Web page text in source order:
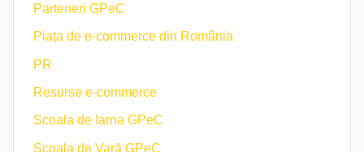
Parteneri GPeC
Piața de e-commerce din România
PR
Resurse e-commerce
Scoala de Iarna GPeC
Școala de Vară GPeC